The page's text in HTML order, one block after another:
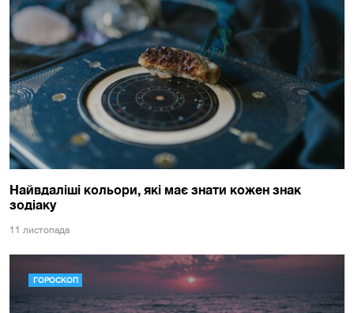
Найвдаліші кольори, які має знати кожен знак
зодіаку
11 листопада
ГОРОСКОП